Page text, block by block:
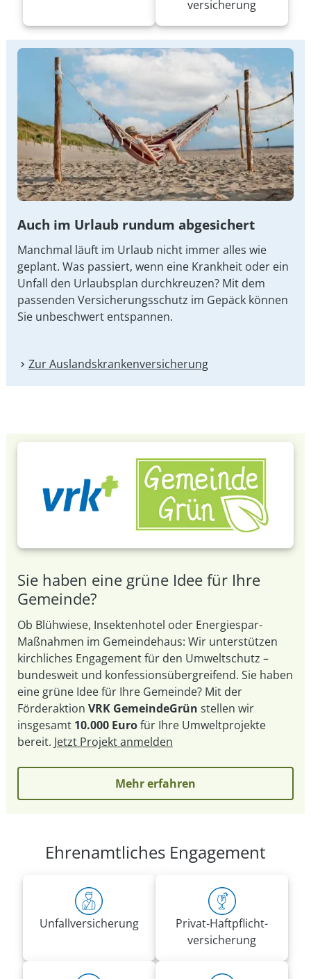
versicherung
Auch im Urlaub rundum abgesichert
Manchmal läuft im Urlaub nicht immer alles wie
geplant. Was passiert, wenn eine Krankheit oder ein
Unfall den Urlaubsplan durchkreuzen? Mit dem
passenden Versicherungsschutz im Gepäck können
Sie unbeschwert entspannen.
Zur Auslandskranken­versicherung
Sie haben eine grüne Idee für Ihre
Gemeinde?
Ob Blühwiese, Insektenhotel oder Energiespar-
Maßnahmen im Gemeindehaus: Wir unterstützen
kirchliches Engagement für den Umweltschutz –
bundesweit und konfessionsübergreifend. Sie haben
eine grüne Idee für Ihre Gemeinde? Mit der
Förderaktion VRK GemeindeGrün stellen wir
insgesamt 10.000 Eurofür Ihre Umweltprojekte
bereit. Jetzt Projekt anmelden
Mehr erfahren
Ehrenamtliches Engagement
Unfall­versicherung
Privat-Haft­pflicht­
versicherung